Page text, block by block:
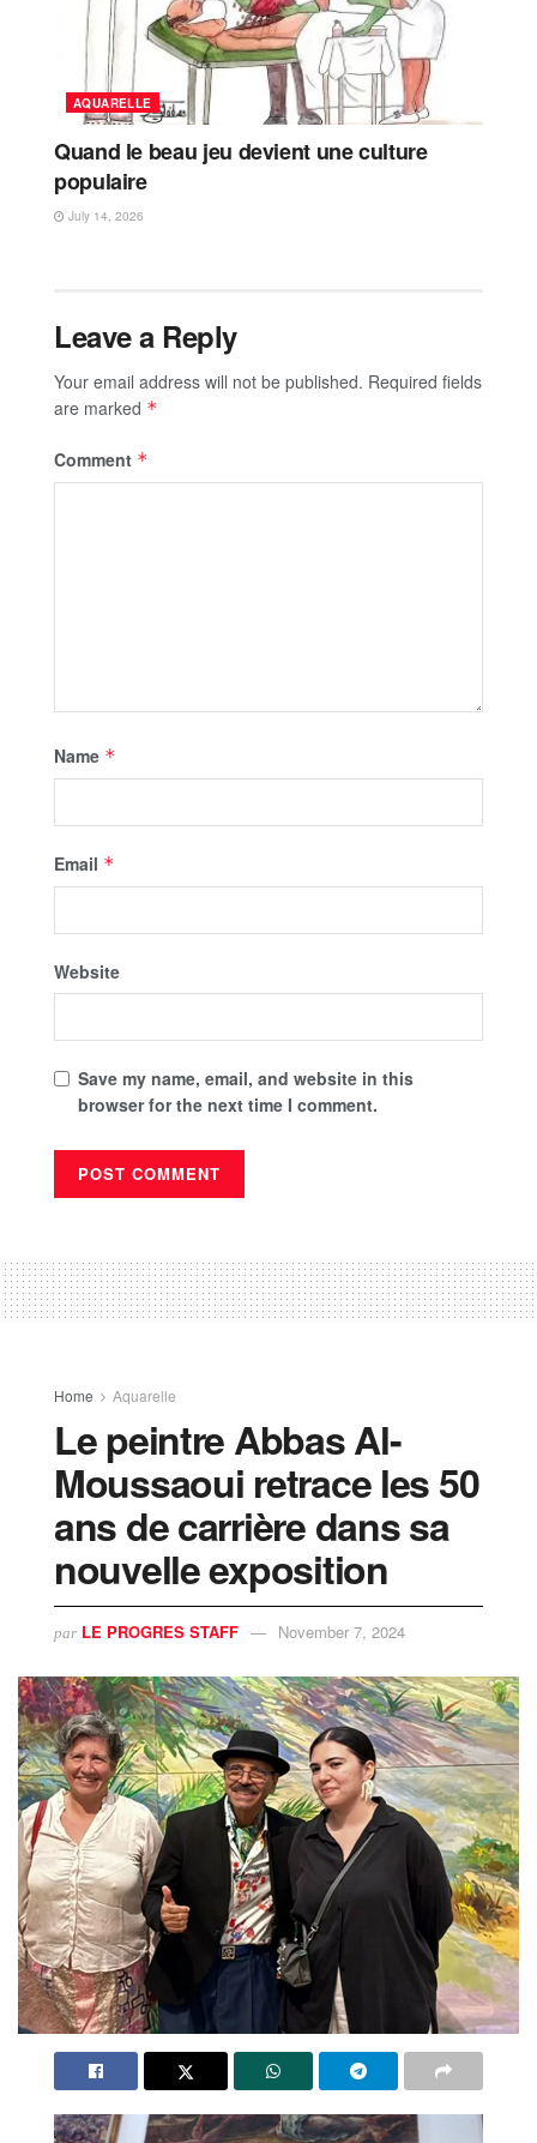
AQUARELLE
Quand le beau jeu devient une culture
populaire
July 14, 2026
Leave a Reply
Your email address will not be published. Required fields
are marked *
Comment *
Name *
Email *
Website
Save my name, email, and website in this
browser for the next time I comment.
Home Aquarelle
Le peintre Abbas Al-
Moussaoui retrace les 50
ans de carrière dans sa
nouvelle exposition
par LE PROGRES STAFF November 7, 2024